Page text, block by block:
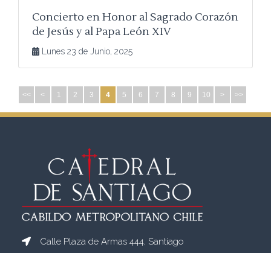
Concierto en Honor al Sagrado Corazón
de Jesús y al Papa León XIV
Lunes 23 de Junio, 2025
<< < 1 2 3 4 5 6 7 8 9 10 > >>
Calle Plaza de Armas 444, Santiago